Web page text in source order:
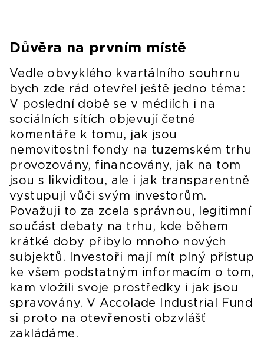
Důvěra na prvním místě
Vedle obvyklého kvartálního souhrnu
bych zde rád otevřel ještě jedno téma:
V poslední době se v médiích i na
sociálních sítích objevují četné
komentáře k tomu, jak jsou
nemovitostní fondy na tuzemském trhu
provozovány, financovány, jak na tom
jsou s likviditou, ale i jak transparentně
vystupují vůči svým investorům.
Považuji to za zcela správnou, legitimní
součást debaty na trhu, kde během
krátké doby přibylo mnoho nových
subjektů. Investoři mají mít plný přístup
ke všem podstatným informacím o tom,
kam vložili svoje prostředky i jak jsou
spravovány. V Accolade Industrial Fund
si proto na otevřenosti obzvlášť
zakládáme.